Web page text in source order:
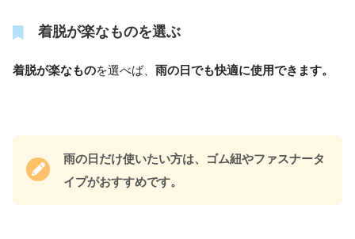
着脱が楽なものを選ぶ
着脱が楽なものを選べば、 雨の日でも快適に使用できます。
雨の日だけ使いたい方は、ゴム紐やファスナータ
イプがおすすめです。